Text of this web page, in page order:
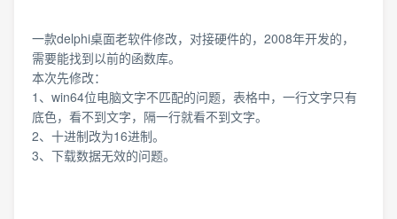
一款delphi桌面老软件修改，对接硬件的，2008年开发的，
需要能找到以前的函数库。
本次先修改：
1、win64位电脑文字不匹配的问题，表格中，一行文字只有
底色，看不到文字，隔一行就看不到文字。
2、十进制改为16进制。
3、下载数据无效的问题。